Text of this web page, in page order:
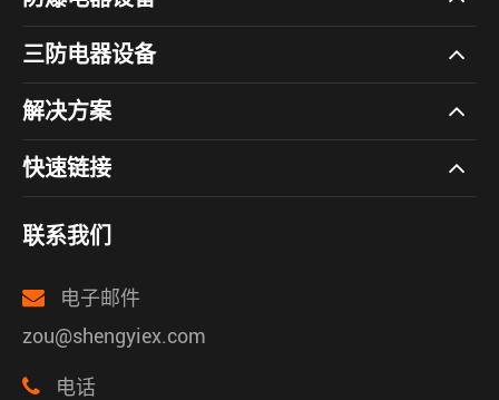
三防电器设备
解决方案
快速链接
联系我们
电子邮件
zou@shengyiex.com
电话